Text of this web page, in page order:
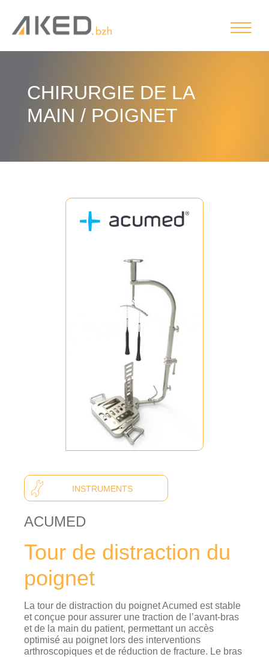
CHIRURGIE DE LA
MAIN / POIGNET
INSTRUMENTS
ACUMED
Tour de distraction du
poignet
La tour de distraction du poignet Acumed est stable
et conçue pour assurer une traction de l’avant-bras
et de la main du patient, permettant un accès
optimisé au poignet lors des interventions
arthroscopiques et de réduction de fracture. Le bras